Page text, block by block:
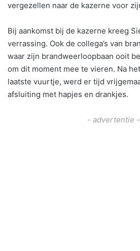
vergezellen naar de kazerne voor
Bij aankomst bij de kazerne kreeg
verrassing. Ook de collega’s van
waar zijn brandweerloopbaan ooit
om dit moment mee te vieren. Na
laatste vuurtje, werd er tijd
afsluiting met hapjes en drankjes.
- advertentie -